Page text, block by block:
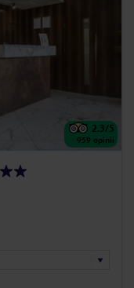
2.3/5
959 opinii